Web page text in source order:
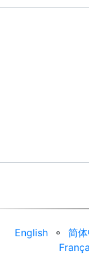
English ⚬ 简